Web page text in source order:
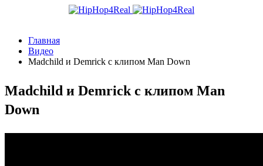
Главная
Видео
Madchild и Demrick с клипом Man Down
Madchild и Demrick с клипом Man
Down